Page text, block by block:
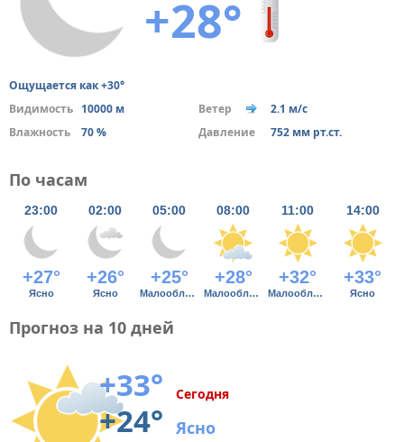
+28°
Ощущается как +30°
Видимость 10000 м Ветер
2.1 м/с
Влажность
70 % Давление 752 мм рт.ст.
По часам
23:00 02:00 05:00 08:00 11:00 14:00
+27° +26° +25° +28° +32° +33°
Ясно Ясно Малооблачно Малооблачно Малооблачно Ясно
Прогноз на 10 дней
+33°
+24°
Сегодня
Ясно